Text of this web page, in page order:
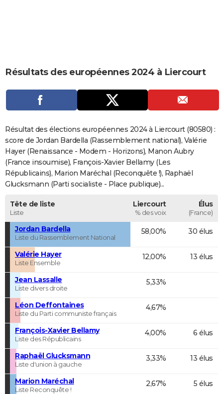
CARTE DE VOEUX
Carte de Noël
Carte Bonne année
Carte Saint-Valentin
Carte Pâques
Carte d'anniversaire
DICTIONNAIRE
Dictionnaire
Biographies
Citations
Expressions
Proverbes
PROGRAMME TV
COPAINS D'AVANT
S'inscrire
Se connecter
Lycées
Collèges
Primaires
Universités
Entreprises
Service militaire
Avis de recherche
AVIS DE DÉCÈS
FORUM
Résultats des européennes 2024 à Liercourt
Résultat des élections européennes 2024 à Liercourt (80580) :
score de Jordan Bardella (Rassemblement national), Valérie
Hayer (Renaissance - Modem - Horizons), Manon Aubry
(France insoumise), François-Xavier Bellamy (Les
Républicains), Marion Maréchal (Reconquête !), Raphaël
Glucksmann (Parti socialiste - Place publique)...
Tête de liste
Liste
Liercourt
% des voix
Élus
(France)
Jordan Bardella
Liste du Rassemblement National
58,00% 30 élus
Valérie Hayer
Liste Ensemble
12,00% 13 élus
Jean Lassalle
Liste divers droite
5,33%
Léon Deffontaines
Liste du Parti communiste français
4,67%
François-Xavier Bellamy
Liste des Républicains
4,00% 6 élus
Raphaël Glucksmann
Liste d'union à gauche
3,33% 13 élus
Marion Maréchal
Liste Reconquête !
2,67% 5 élus